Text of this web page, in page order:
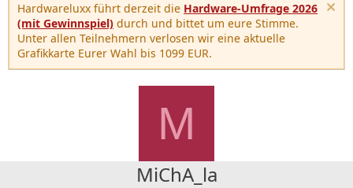
Hardwareluxx führt derzeit die Hardware-Umfrage 2026
(mit Gewinnspiel) durch und bittet um eure Stimme.
Unter allen Teilnehmern verlosen wir eine aktuelle
Grafikkarte Eurer Wahl bis 1099 EUR.
M
MiChA_la